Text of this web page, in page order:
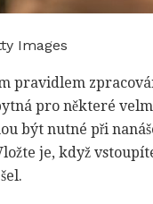
Images
pravidlem
pro některé
být nutné při
je, když